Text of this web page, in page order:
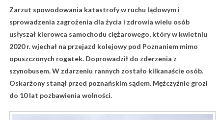
Zarzut spowodowania katastrofy w ruchu lądowym i
sprowadzenia zagrożenia dla życia i zdrowia wielu osób
usłyszał kierowca samochodu ciężarowego, który w kwietniu
2020 r. wjechał na przejazd kolejowy pod Poznaniem mimo
opuszczonych rogatek. Doprowadził do zderzenia z
szynobusem. W zdarzeniu rannych zostało kilkanaście osób.
Oskarżony stanął przed poznańskim sądem. Mężczyźnie grozi
do 10 lat pozbawienia wolności.